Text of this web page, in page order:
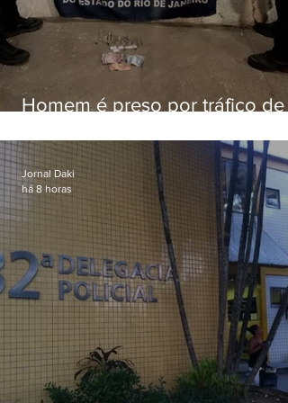
Homem é preso por tráfico de
Jornal Daki
há 8 horas